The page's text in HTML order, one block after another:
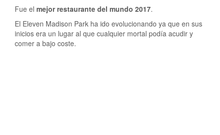
Fue el mejor restaurante del mundo 2017.
El Eleven Madison Park ha ido evolucionando ya que en sus
inicios era un lugar al que cualquier mortal podía acudir y
comer a bajo coste.